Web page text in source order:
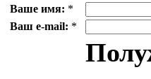
Ваше имя: *
Ваш e-mail: *